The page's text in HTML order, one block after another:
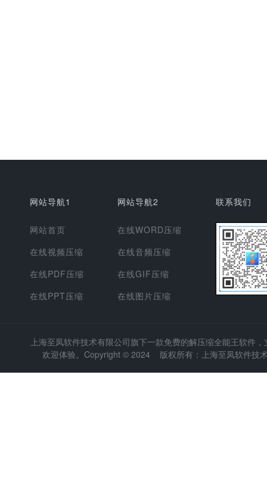
网站导航1
网站首页
在线视频压缩
在线PDF压缩
在线PPT压缩
网站导航2
在线WORD压缩
在线音频压缩
在线GIF压缩
在线图片压缩
联系我们
上海至凤软件技术有限公司旗下一款免费的解压缩全能王软件
欢迎体验。Copyright © 2024 版权所有：上海至凤软件技